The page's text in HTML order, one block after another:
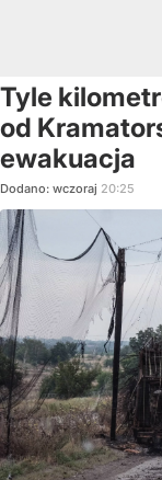
Tyle
od
ewakuacja
Dodano: wczoraj 20:25